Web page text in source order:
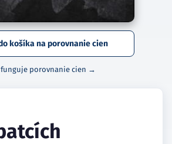
košíka na porovnanie cien
funguje porovnanie cien →